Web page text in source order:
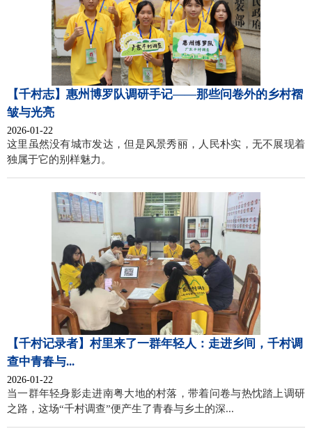
【千村志】惠州博罗队调研手记——那些问卷外的乡村褶
皱与光亮
2026-01-22
这里虽然没有城市发达，但是风景秀丽，人民朴实，无不展现着
独属于它的别样魅力。
【千村记录者】村里来了一群年轻人：走进乡间，千村调
查中青春与...
2026-01-22
当一群年轻身影走进南粤大地的村落，带着问卷与热忱踏上调研
之路，这场“千村调查”便产生了青春与乡土的深...